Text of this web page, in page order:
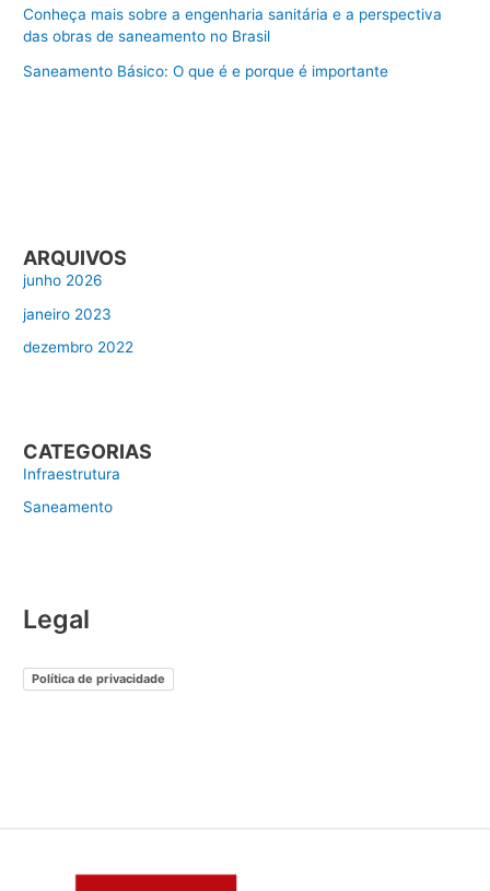
Conheça mais sobre a engenharia sanitária e a perspectiva
das obras de saneamento no Brasil
Saneamento Básico: O que é e porque é importante
ARQUIVOS
junho 2026
janeiro 2023
dezembro 2022
CATEGORIAS
Infraestrutura
Saneamento
Legal
Política de privacidade